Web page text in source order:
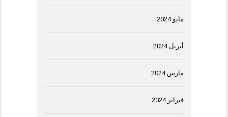
مايو 2024
أبريل 2024
مارس 2024
فبراير 2024